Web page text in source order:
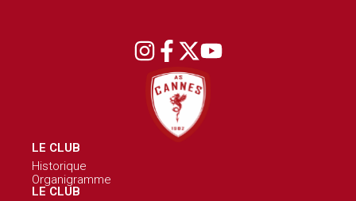
LE CLUB
Historique
Organigramme
LE CLUB